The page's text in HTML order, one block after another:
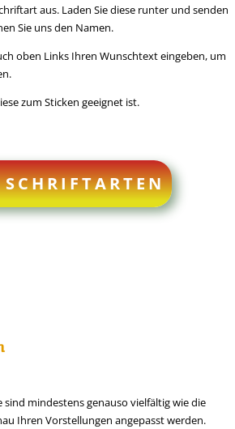
aus. Laden Sie diese runter und senden
Sie uns den Namen.
oben Links Ihren Wunschtext eingeben, um
zum Sticken geeignet ist.
sind mindestens genauso vielfältig wie die
Ihren Vorstellungen angepasst werden.